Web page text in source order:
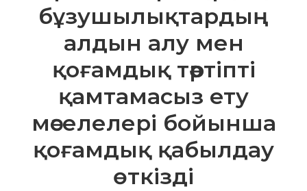
бұзушылықтардың
алдын алу мен
қоғамдық тәртіпті
қамтамасыз ету
мәселелері бойынша
қоғамдық қабылдау
өткізді